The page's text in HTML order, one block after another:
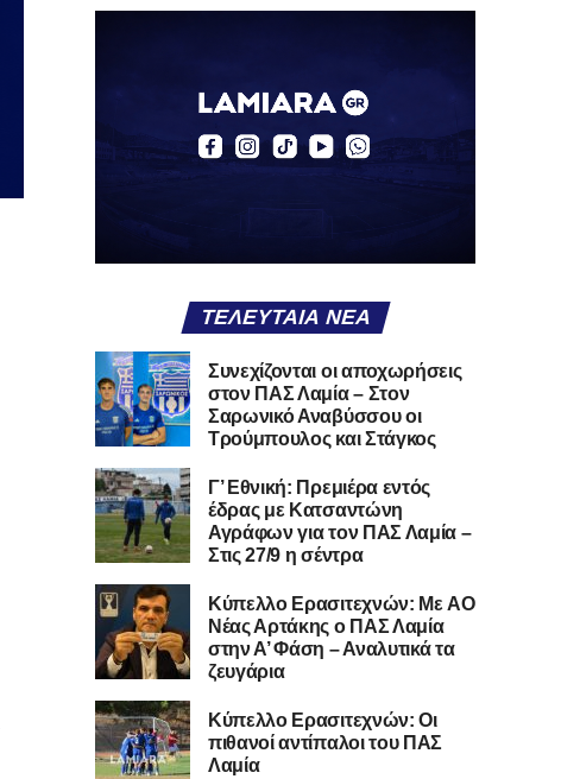
ΤΕΛΕΥΤΑΊΑ ΝΈΑ
Συνεχίζονται οι αποχωρήσεις
στον ΠΑΣ Λαμία – Στον
Σαρωνικό Αναβύσσου οι
Τρούμπουλος και Στάγκος
Γ’ Εθνική: Πρεμιέρα εντός
έδρας με Κατσαντώνη
Αγράφων για τον ΠΑΣ Λαμία –
Στις 27/9 η σέντρα
Kύπελλο Ερασιτεχνών: Με AO
Nέας Αρτάκης ο ΠΑΣ Λαμία
στην Α’ Φάση – Αναλυτικά τα
ζευγάρια
Κύπελλο Ερασιτεχνών: Οι
πιθανοί αντίπαλοι του ΠΑΣ
Λαμία